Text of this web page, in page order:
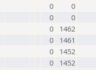
0
0
0
0
0
1462
0
1461
0
1452
0 1452